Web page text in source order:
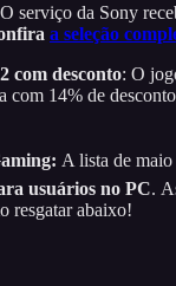
serviço da Sony
a seleção
com desconto: O
com 14% de
A lista de
usuários no PC.
resgatar abaixo!